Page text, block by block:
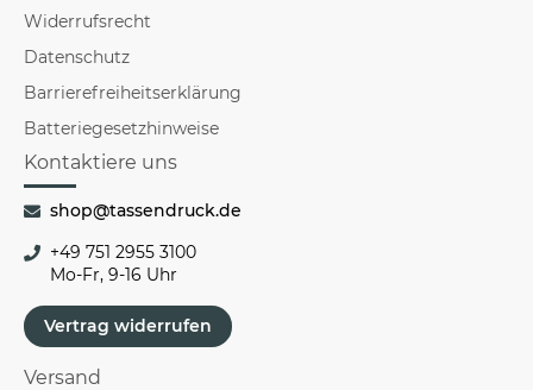
Widerrufsrecht
Datenschutz
Barrierefreiheitserklärung
Batteriegesetzhinweise
Kontaktiere uns
shop@tassendruck.de
+49 751 2955 3100
Mo-Fr, 9-16 Uhr
Vertrag widerrufen
Versand